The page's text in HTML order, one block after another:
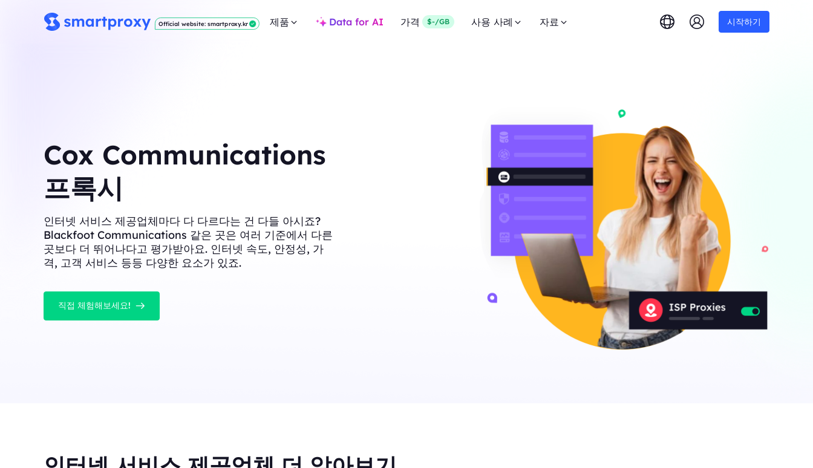
Official website: smartproxy.kr 제품 Data for AI 가격 $-/GB 사용 사례 자료 시작하기
Cox Communications
프록시
인터넷 서비스 제공업체마다 다 다르다는 건 다들 아시죠?
Blackfoot Communications 같은 곳은 여러 기준에서 다른
곳보다 더 뛰어나다고 평가받아요. 인터넷 속도, 안정성, 가
격, 고객 서비스 등등 다양한 요소가 있죠.
직접 체험해보세요!